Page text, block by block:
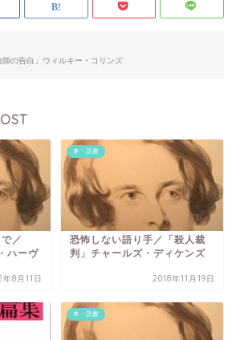
の告白」ウィルキー・コリンズ
／
ハーヴ
8月11日
本・読書
恐怖しない語り手／「殺人裁
判」チャールズ・ディケンズ
2018年11月19日
本・読書